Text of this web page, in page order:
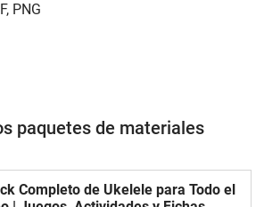
PNG
paquetes de materiales
Completo de Ukelele para Todo el